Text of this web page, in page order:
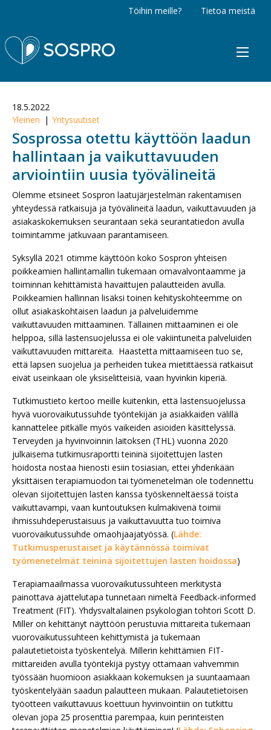
Tietoa meistä
Töihin meille?
Sospro
18.5.2022
Yleinen
Yritysuutiset
Sosprossa otettu käyttöön laadun
hallintaan ja vaikuttavuuden
arviointiin uusia työvälineitä
Olemme etsineet Sospron laatujärjestelmän rakentamisen
yhteydessä ratkaisuja ja työvälineitä laadun, vaikuttavuuden ja
asiakaskokemuksen seurantaan sekä seurantatiedon avulla
toimintamme jatkuvaan parantamiseen.
Syksyllä 2021 otimme käyttöön koko Sospron yhteisen
poikkeamien hallintamallin tukemaan omavalvontaamme ja
toiminnan kehittämistä havaittujen palautteiden avulla.
Poikkeamien hallinnan lisäksi toinen kehityskohteemme on
ollut asiakaskohtaisen laadun ja palveluidemme
vaikuttavuuden mittaaminen. Tällainen mittaaminen ei ole
helppoa, sillä lastensuojelussa ei ole vakiintuneita palveluiden
vaikuttavuuden mittareita. Haastetta mittaamiseen tuo se,
että lapsen suojelua ja perheiden tukea mietittäessä ratkaisut
eivät useinkaan ole yksiselitteisiä, vaan hyvinkin kiperiä.
Tutkimustieto kertoo meille kuitenkin, että lastensuojelussa
hyvä vuorovaikutussuhde työntekijän ja asiakkaiden välillä
kannattelee pitkälle myös vaikeiden asioiden käsittelyssä.
Terveyden ja hyvinvoinnin laitoksen (THL) vuonna 2020
julkaisema tutkimusraportti teininä sijoitettujen lasten
hoidosta nostaa hienosti esiin tosiasian, ettei yhdenkään
yksittäisen terapiamuodon tai työmenetelmän ole todennettu
olevan sijoitettujen lasten kanssa työskenneltäessä toista
vaikuttavampi, vaan kuntoutuksen kulmakivenä toimii
ihmissuhdeperustaisuus ja vaikuttavuutta tuo toimiva
vuorovaikutussuhde omaohjaajatyössä. (Lähde:
Tutkimusperustaiset ja käytännössä toimivat
työmenetelmät teininä sijoitettujen lasten hoidossa)
Terapiamaailmassa vuorovaikutussuhteen merkitystä
painottava ajattelutapa tunnetaan nimeltä Feedback-informed
Treatment (FIT). Yhdysvaltalainen psykologian tohtori Scott D.
Miller on kehittänyt näyttöön perustuvia mittareita tukemaan
vuorovaikutussuhteen kehittymistä ja tukemaan
palautetietoista työskentelyä. Millerin kehittämien FIT-
mittareiden avulla työntekijä pystyy ottamaan vahvemmin
työssään huomioon asiakkaan kokemuksen ja suuntaamaan
työskentelyään saadun palautteen mukaan. Palautetietoisen
työotteen vaikuttavuus koettuun hyvinvointiin on tutkittu
olevan jopa 25 prosenttia parempaa, kuin perinteisten